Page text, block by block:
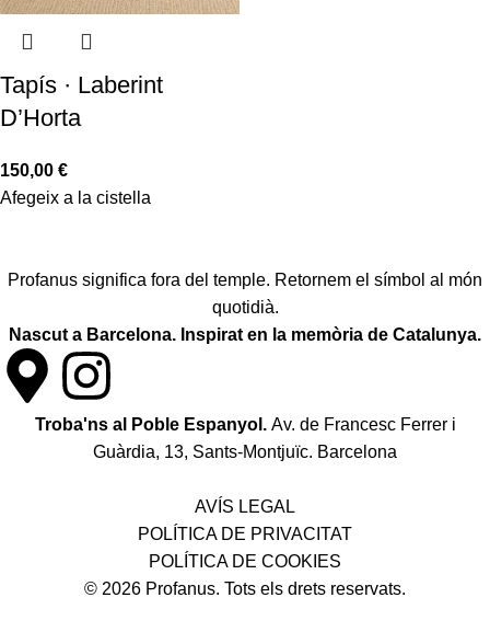
Tapís · Laberint
D’Horta
150,00 €
Afegeix a la cistella
Profanus significa fora del temple. Retornem el símbol al món
quotidià.
Nascut a Barcelona. Inspirat en la memòria de Catalunya.
Troba'ns al Poble Espanyol. Av. de Francesc Ferrer i
Guàrdia, 13, Sants-Montjuïc. Barcelona
AVÍS LEGAL
POLÍTICA DE PRIVACITAT
POLÍTICA DE COOKIES
© 2026 Profanus. Tots els drets reservats.